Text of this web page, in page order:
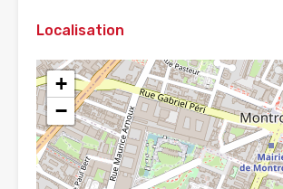
Localisation
+
−